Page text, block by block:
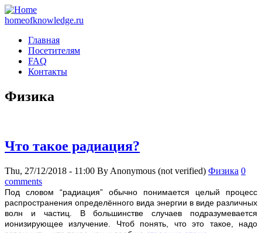
homeofknowledge.ru
Главная
Посетителям
FAQ
Контакты
Физика
Что такое радиация?
Thu, 27/12/2018 - 11:00 By Anonymous (not verified) Физика 0
comments
Под словом “радиация” обычно понимается целый процесс
распространения определённого вида энергии в виде различных
волн и частиц. В большинстве случаев подразумевается
ионизирующее излучение. Чтоб понять, что это такое, надо